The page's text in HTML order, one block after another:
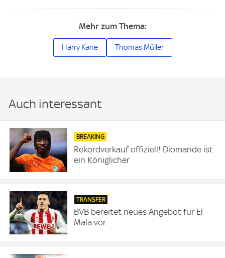
Mehr zum Thema:
Harry Kane Thomas Müller
Auch interessant
BREAKING
Rekordverkauf offiziell! Diomande ist
ein Königlicher
TRANSFER
BVB bereitet neues Angebot für El
Mala vor